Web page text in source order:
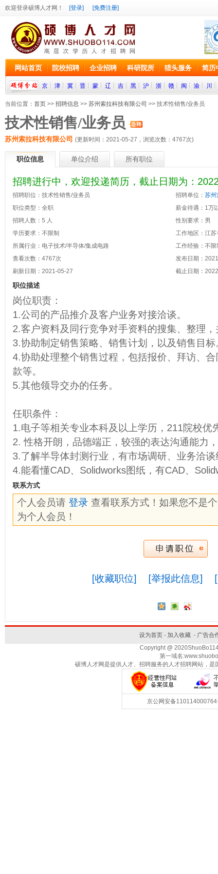
欢迎登录硕博人才网！ [登录] [免费注册]
网站首页 院校招聘 企业招聘 科研院所 猎头服务 简历
京 津 冀 晋 蒙 辽 吉 黑 沪 浙 赣 闽 渝 川
当前位置： 首页 >> 招聘信息 >> 苏州索拉科技有限公司 >> 技术性销售/业务员
技术性销售/业务员
苏州索拉科技有限公司 (更新时间：2021-05-27，浏览次数： 4767次)
职位信息 单位介绍 所有职位
招聘进行中，欢迎投递简历，截止日期为：
招聘职位：技术性销售/业务员 招聘单位： 苏州
职位类型：全职
薪金待遇：1万
招聘人数：5 人
性别要求：男
学历要求：不限制
工作地区：江苏
所属行业：电子技术/半导体/集成电路
工作经验：不限
查看次数： 4767次
发布日期：
刷新日期：2021-05-27
截止日期：
职位描述
岗位职责：
1.公司的产品推介及客户业务对接洽谈。
2.客户资料及同行竞争对手资料的搜集、整理
3.协助制定销售策略、销售计划，以及销售目标
4.协助处理整个销售过程，包括报价、拜访、
款等。
5.其他领导交办的任务。
任职条件：
1.电子等相关专业本科及以上学历，211院校优
2. 性格开朗，品德端正，较强的表达沟通能力
3.了解半导体封测行业，有市场调研、业务洽
4.能看懂CAD、Solidworks图纸，有CAD、
联系方式
个人会员请 登录 查看联系方式！如果您不是
为个人会员！
[收藏职位] [举报此信息]
设为首页- 加入收藏- 广告合
Copyright @
第一域名
硕博人才网是提供人才、招聘服务的人才招聘网站，
京公网安备